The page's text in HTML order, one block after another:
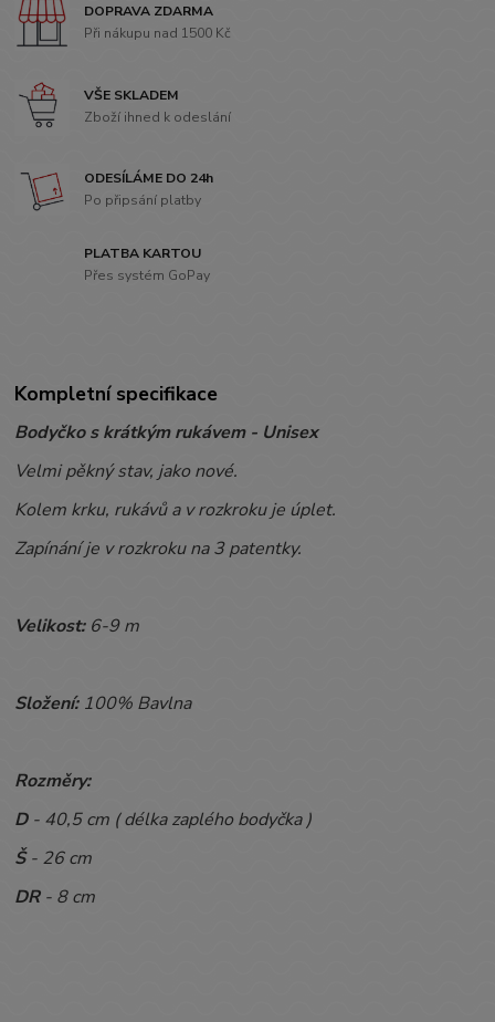
DOPRAVA ZDARMA
Při nákupu nad 1500 Kč
VŠE SKLADEM
Zboží ihned k odeslání
ODESÍLÁME DO 24h
Po připsání platby
PLATBA KARTOU
Přes systém GoPay
Kompletní specifikace
Bodyčko s krátkým rukávem - Unisex
Velmi pěkný stav, jako nové.
Kolem krku, rukávů a v rozkroku je úplet.
Zapínání je v rozkroku na 3 patentky.
Velikost:6-9 m
Složení: 100% Bavlna
Rozměry:
D - 40,5 cm ( délka zaplého bodyčka )
Š- 26 cm
DR - 8 cm